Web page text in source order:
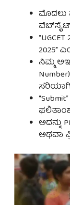
ಮೊದಲು
2025”
ನಿಮ್ಮ
ಅದನ್ನು
ಅಥವಾ